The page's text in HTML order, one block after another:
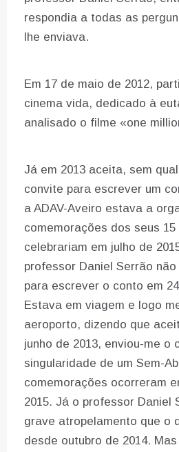
respondia a todas as
lhe enviava.
Em 17 de maio de 2012,
cinema vida, dedicado à
analisado o filme «one
Já em 2013 aceita, sem
convite para escrever um
a ADAV-Aveiro estava a
comemorações dos seus
celebrariam em julho de
professor Daniel Serrão
para escrever o conto em
Estava em viagem e logo
aeroporto, dizendo que
junho de 2013, enviou-me o
singularidade de um Sem-
comemorações ocorreram
2015. Já o professor Daniel
grave atropelamento que o
desde outubro de 2014.